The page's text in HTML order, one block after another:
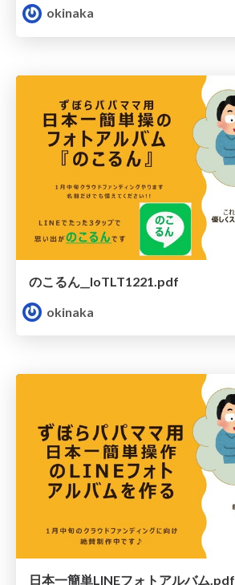
okinaka
のこるん__IoTLT1221.pdf
okinaka
日本一簡単LINEフォトアルバム.pdf